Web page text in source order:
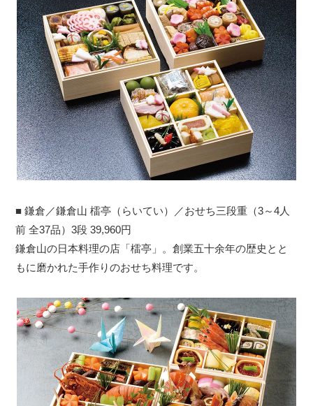
■ 鎌倉／鎌倉山 檑亭（らいてい）／おせち三段重（3～4人
前 全37品）3段 39,960円
鎌倉山の日本料理の店「檑亭」。創業五十余年の歴史とと
もに磨かれた手作りのおせち料理です。